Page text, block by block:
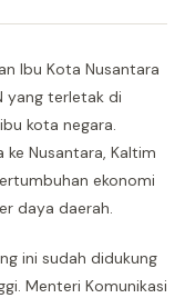
Ibu Kota Nusantara
yang terletak di
kota negara.
Nusantara, Kaltim
ekonomi
daya daerah.
ini sudah didukung
Menteri Komunikasi